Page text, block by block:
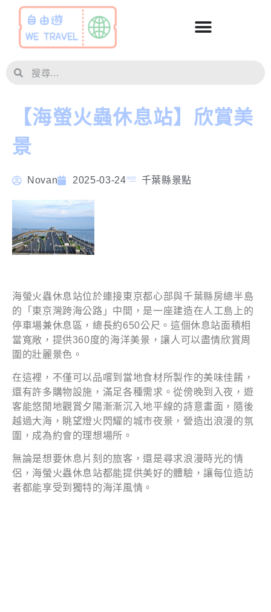
【海螢火蟲休息站】欣賞美
景
Novan 2025-03-24 千葉縣景點
海螢火蟲休息站位於連接東京都心部與千葉縣房總半島
的「東京灣跨海公路」中間，是一座建造在人工島上的
停車場兼休息區，總長約650公尺。這個休息站面積相
當寬敞，提供360度的海洋美景，讓人可以盡情欣賞周
圍的壯麗景色。
在這裡，不僅可以品嚐到當地食材所製作的美味佳餚，
還有許多購物設施，滿足各種需求。從傍晚到入夜，遊
客能悠閒地觀賞夕陽漸漸沉入地平線的詩意畫面，隨後
越過大海，眺望燈火閃耀的城市夜景，營造出浪漫的氛
圍，成為約會的理想場所。
無論是想要休息片刻的旅客，還是尋求浪漫時光的情
侶，海螢火蟲休息站都能提供美好的體驗，讓每位造訪
者都能享受到獨特的海洋風情。